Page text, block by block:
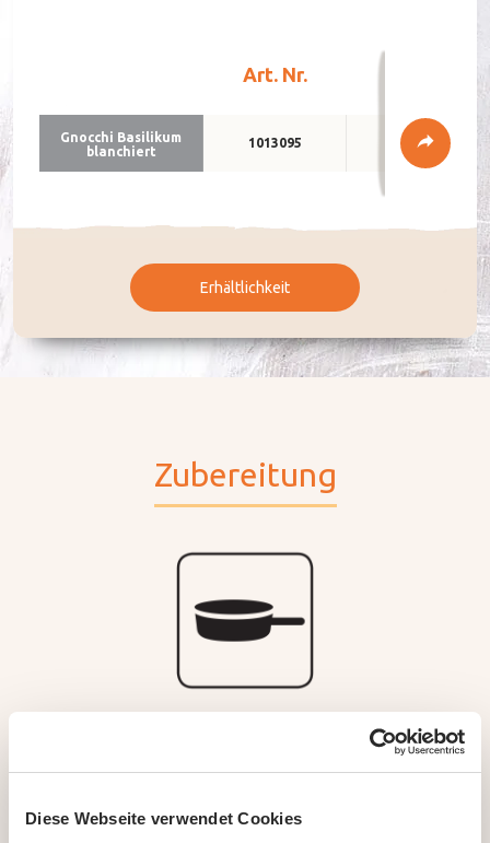
Diese Webseite verwendet Cookies
Art. Nr.
Gnoc­chi Ba­si­li­kum
blan­chiert
1013095 5 x 1 kg
Erhältlichkeit
Zubereitung
anbraten (ca. 5 Minuten).